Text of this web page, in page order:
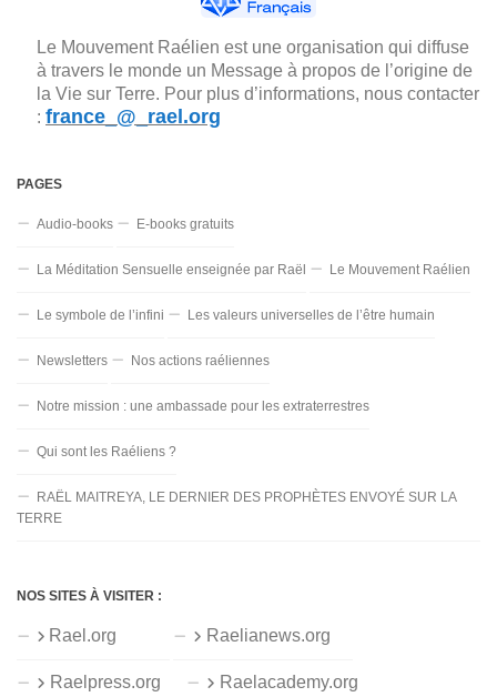
Le Mouvement Raélien est une organisation qui diffuse
à travers le monde un Message à propos de l’origine de
la Vie sur Terre. Pour plus d’informations, nous contacter
: france_@_rael.org
PAGES
Audio-books E-books gratuits
La Méditation Sensuelle enseignée par Raël Le Mouvement Raélien
Le symbole de l’infini Les valeurs universelles de l’être humain
Newsletters Nos actions raéliennes
Notre mission : une ambassade pour les extraterrestres
Qui sont les Raéliens ?
RAËL MAITREYA, LE DERNIER DES PROPHÈTES ENVOYÉ SUR LA
TERRE
NOS SITES À VISITER :
Rael.org Raelianews.org
Raelpress.org Raelacademy.org